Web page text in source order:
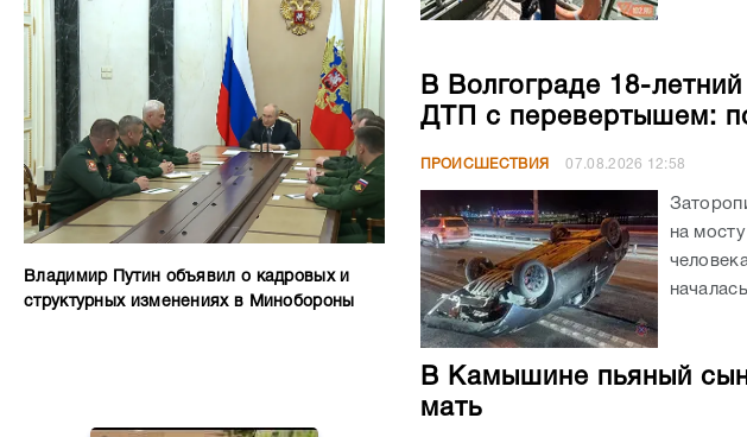
Владимир Путин объявил о кадровых и
структурных изменениях в Минобороны
В Волгограде 18-
ДТП с перевертышем:
ПРОИСШЕСТВИЯ 07.08.2026 12:58
на
В Камышине пьяный
мать